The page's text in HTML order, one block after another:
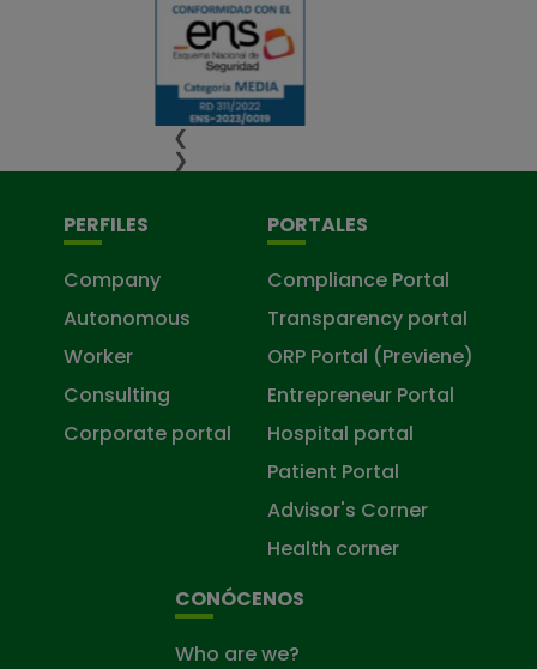
❮
❯
PERFILES
Company
Autonomous
Worker
Consulting
Corporate portal
PORTALES
Compliance Portal
Transparency portal
ORP Portal (Previene)
Entrepreneur Portal
Hospital portal
Patient Portal
Advisor's Corner
Health corner
CONÓCENOS
Who are we?